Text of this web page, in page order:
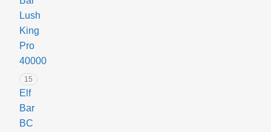
Lush
King
Pro
40000
15
Elf
Bar
BC
0
0
GP